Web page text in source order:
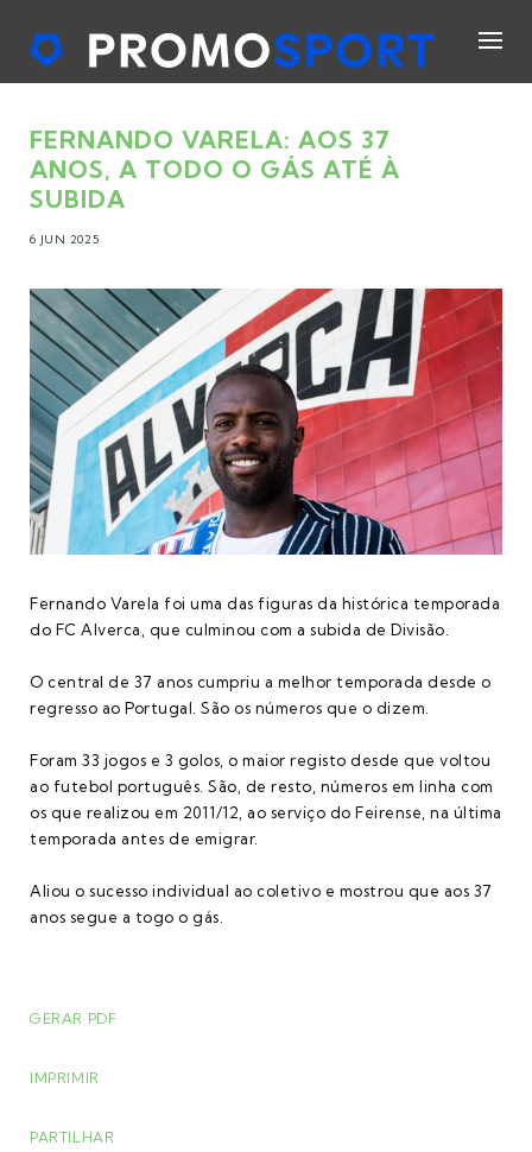
FERNANDO VARELA: AOS 37
ANOS, A TODO O GÁS ATÉ À
SUBIDA
6 JUN 2025
Fernando Varela foi uma das figuras da histórica temporada
do FC Alverca, que culminou com a subida de Divisão.
O central de 37 anos cumpriu a melhor temporada desde o
regresso ao Portugal. São os números que o dizem.
Foram 33 jogos e 3 golos, o maior registo desde que voltou
ao futebol português. São, de resto, números em linha com
os que realizou em 2011/12, ao serviço do Feirense, na última
temporada antes de emigrar.
Aliou o sucesso individual ao coletivo e mostrou que aos 37
anos segue a togo o gás.
GERAR PDF
IMPRIMIR
PARTILHAR